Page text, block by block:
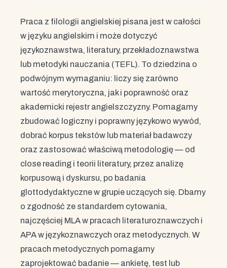
Praca z filologii angielskiej pisana jest w całości
w języku angielskim i może dotyczyć
językoznawstwa, literatury, przekładoznawstwa
lub metodyki nauczania (TEFL). To dziedzina o
podwójnym wymaganiu: liczy się zarówno
wartość merytoryczna, jak i poprawność oraz
akademicki rejestr angielszczyzny. Pomagamy
zbudować logiczny i poprawny językowo wywód,
dobrać korpus tekstów lub materiał badawczy
oraz zastosować właściwą metodologię — od
close reading i teorii literatury, przez analizę
korpusową i dyskursu, po badania
glottodydaktyczne w grupie uczących się. Dbamy
o zgodność ze standardem cytowania,
najczęściej MLA w pracach literaturoznawczych i
APA w językoznawczych oraz metodycznych. W
pracach metodycznych pomagamy
zaprojektować badanie — ankietę, test lub